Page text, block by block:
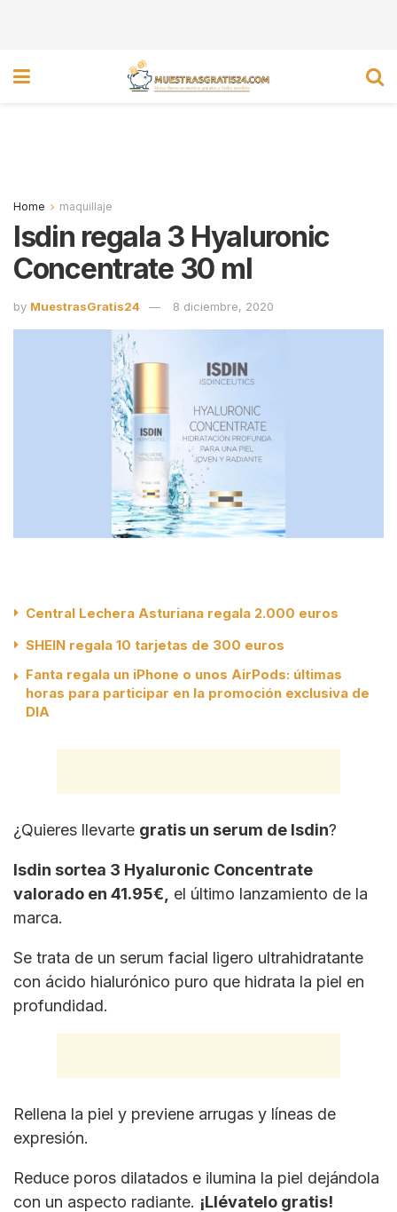
Home maquillaje
Isdin regala 3 Hyaluronic
Concentrate 30 ml
by MuestrasGratis24 8 diciembre, 2020
Central Lechera Asturiana regala 2.000 euros
SHEIN regala 10 tarjetas de 300 euros
Fanta regala un iPhone o unos AirPods: últimas
horas para participar en la promoción exclusiva de
DIA
¿Quieres llevarte gratis un serum de Isdin?
Isdin sortea 3 Hyaluronic Concentrate
valorado en 41.95€,
el último lanzamiento de la
marca.
Se trata de un serum facial ligero ultrahidratante
con ácido hialurónico puro que hidrata la piel en
profundidad.
Rellena la piel y previene arrugas y líneas de
expresión.
Reduce poros dilatados e ilumina la piel dejándola
con un aspecto radiante. ¡Llévatelo gratis!